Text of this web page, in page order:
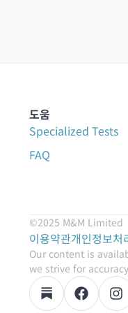
도움
Specialized Tests
FAQ
©2025 M&M Limited
이용약관개인정보처
Our content is
we strive for